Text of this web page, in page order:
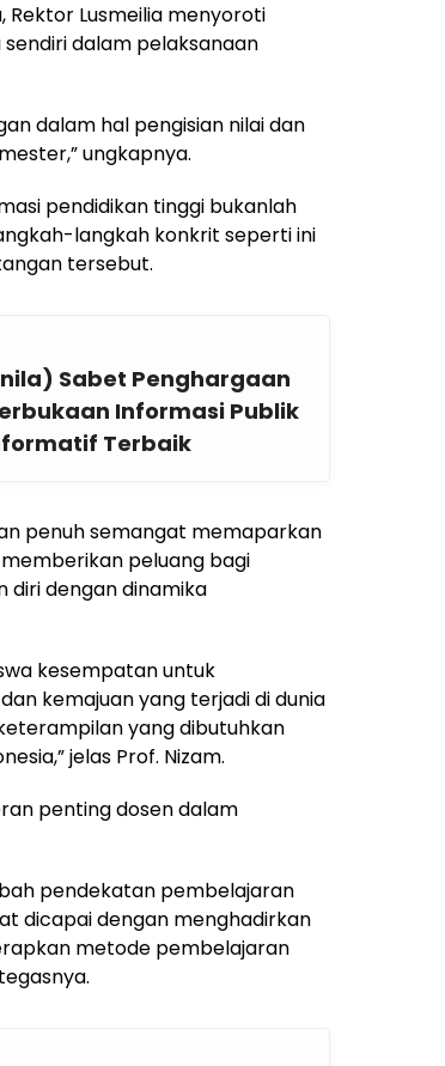
Rektor Lusmeilia menyoroti
dalam pelaksanaan
dalam hal pengisian nilai dan
ungkapnya.
pendidikan tinggi bukanlah
langkah konkrit seperti ini
tersebut.
Sabet Penghargaan
Informasi Publik
Terbaik
penuh semangat memaparkan
peluang bagi
diri dengan dinamika
kesempatan untuk
kemajuan yang terjadi di dunia
yang dibutuhkan
jelas Prof. Nizam.
penting dosen dalam
pendekatan pembelajaran
dicapai dengan menghadirkan
metode pembelajaran